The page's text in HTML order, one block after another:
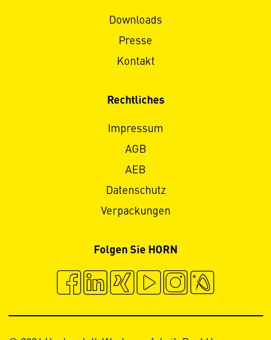
Downloads
Presse
Kontakt
Rechtliches
Impressum
AGB
AEB
Datenschutz
Verpackungen
Folgen Sie HORN